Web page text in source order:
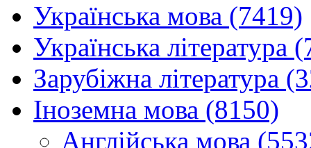
Українська мова (7419)
Українська література
Зарубіжна література
Іноземна мова (8150)
Англійська мова